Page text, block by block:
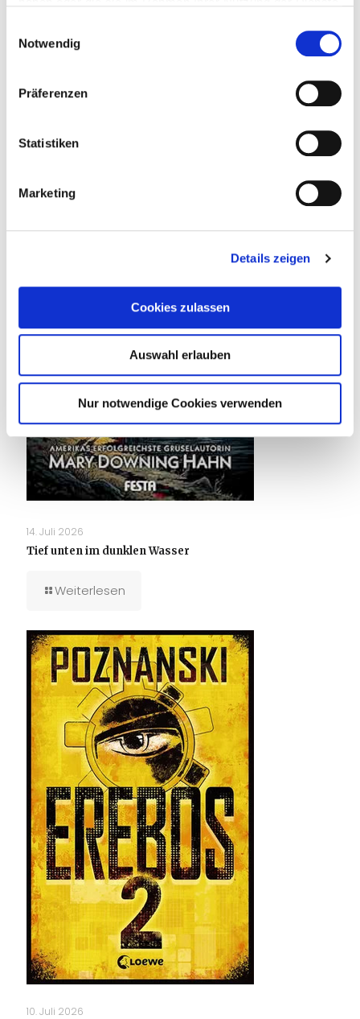
Notwendig
Präferenzen
Statistiken
Marketing
Details zeigen
Cookies zulassen
Auswahl erlauben
Nur notwendige Cookies verwenden
22. Juli 2026
14. Juli 2026
Tief unten im dunklen Wasser
Weiterlesen
10. Juli 2026